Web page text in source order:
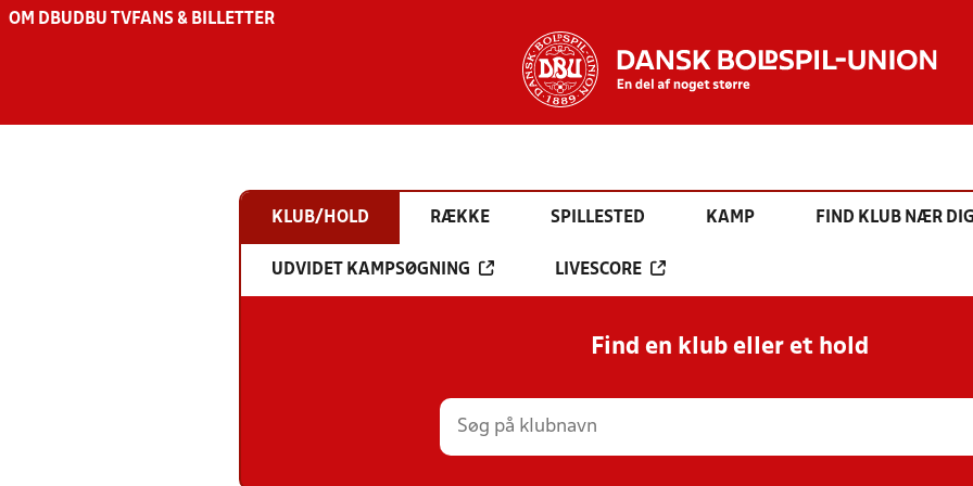
OM DBU DBU TV FANS & BILLETTER
KLUB/HOLD RÆKKE SPILLESTED KAMP FIND KLUB NÆR
UDVIDET KAMPSØGNING LIVESCORE
Find en klub eller et hold